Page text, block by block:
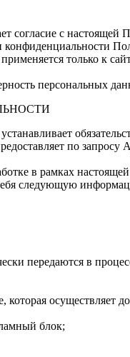
согласие с
только к
персональных
по
в рамках
следующую
передаются в
осуществляет
блок;